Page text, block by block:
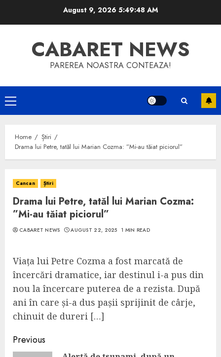
August 9, 2026 5:49:49 AM
CABARET NEWS
PAREREA NOASTRA CONTEAZA!
Primary
Menu
Home
Știri
Drama lui Petre, tatăl lui Marian Cozma: ”Mi-au tăiat piciorul”
Cancan Știri
Drama lui Petre, tatăl lui Marian Cozma:
”Mi-au tăiat piciorul”
CABARET NEWS AUGUST 22, 2025 1 MIN READ
Viața lui Petre Cozma a fost marcată de
încercări dramatice, iar destinul i-a pus din
nou la încercare puterea de a rezista. După
ani în care și-a dus pașii sprijinit de cârje,
chinuit de dureri […]
Continue
Previous